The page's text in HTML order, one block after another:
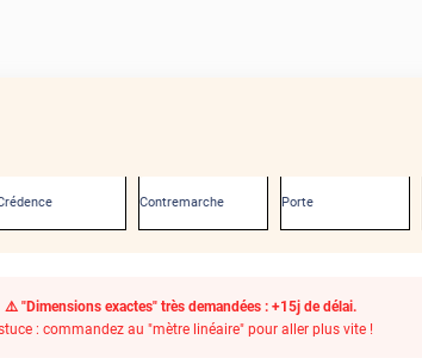
Contremarche Porte
⚠️ "Dimensions exactes" très demandées : +15j de délai.
: commandez au "mètre linéaire" pour aller plus vite !